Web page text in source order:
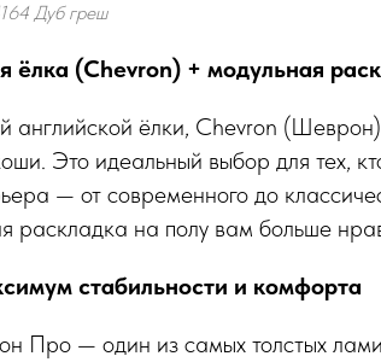
Дуб греш
(Chevron) + модульная
английской ёлки, Chevron
Это идеальный выбор для тех,
— от современного до
раскладка на полу вам больше
стабильности и комфорта
Про — один из самых толстых